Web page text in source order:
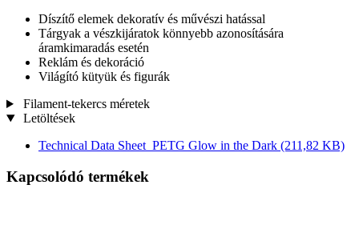
Díszítő elemek dekoratív és művészi hatással
Tárgyak a vészkijáratok könnyebb azonosítására
áramkimaradás esetén
Reklám és dekoráció
Világító kütyük és figurák
Filament-tekercs méretek
Letöltések
Technical Data Sheet_PETG Glow in the Dark (211,82 KB)
Kapcsolódó termékek